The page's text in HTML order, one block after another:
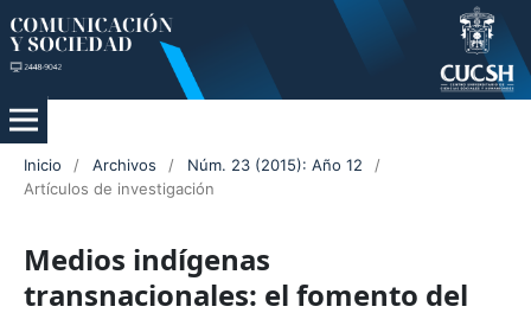
Inicio / Archivos / Núm. 23 (2015): Año 12
/
Artículos de investigación
Medios indígenas
transnacionales: el fomento del